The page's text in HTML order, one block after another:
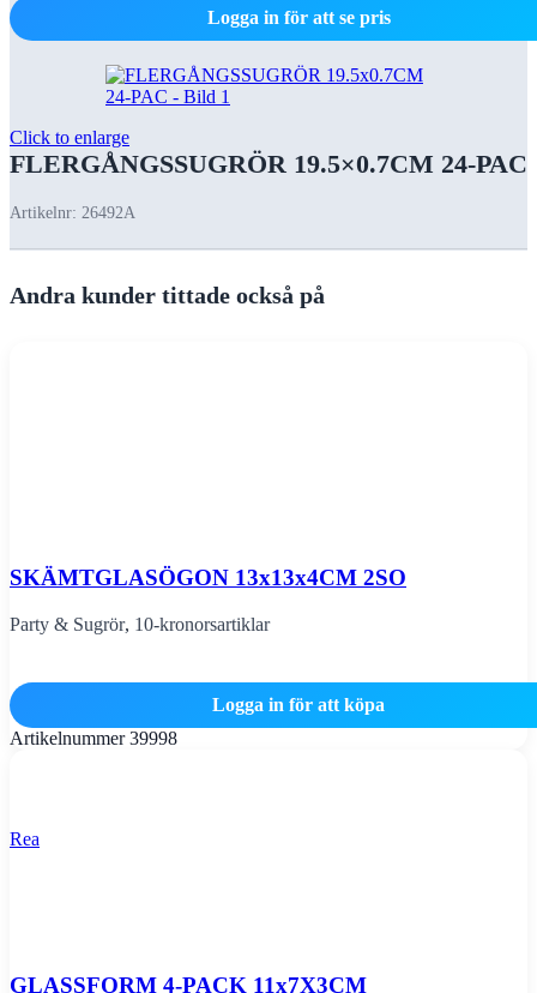
Logga in för att se pris
Click to enlarge
FLERGÅNGSSUGRÖR 19.5×0.7CM 24-PAC
Artikelnr: 26492A
Andra kunder tittade också på
SKÄMTGLASÖGON 13x13x4CM 2SO
Party & Sugrör, 10-kronorsartiklar
Logga in för att köpa
Artikelnummer39998
Rea
GLASSFORM 4-PACK 11x7X3CM